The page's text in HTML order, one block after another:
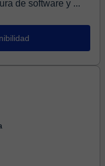
de software y ...